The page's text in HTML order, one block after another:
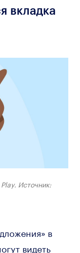
вкладка
Источник:
в
видеть